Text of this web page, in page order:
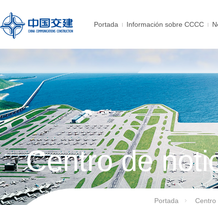
Portada Información sobre CCCC
Centro de
Portada Centro